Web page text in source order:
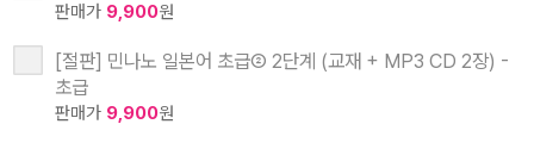
판매가 9,900원
[절판] 민나노 일본어 초급② 2단계 (교재 + MP3 CD 2장) -
초급
판매가 9,900원